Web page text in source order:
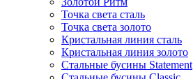
Точка света сталь
Точка света золото
Кристальная линия сталь
Кристальная линия золото
Стальные бусины Statement